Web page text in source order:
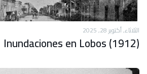
الثلاثاء, أكتوبر 28, 2025
Inundaciones en Lobos (1912)